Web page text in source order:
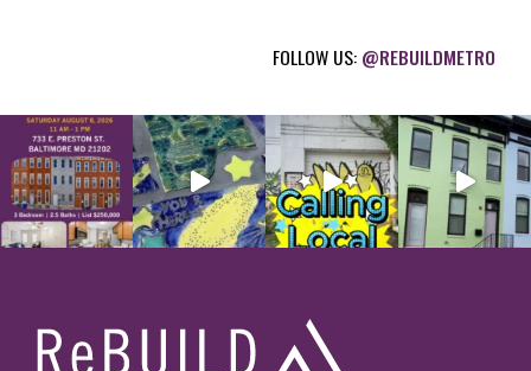
FOLLOW US: @REBUILDMETRO
Footer